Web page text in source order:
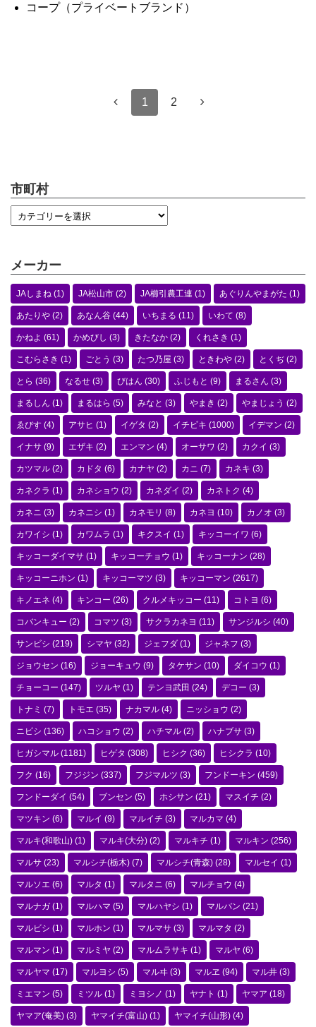
コープ（プライベートブランド）
1 2
市町村
メーカー
JAしまね (1) JA松山市 (2) JA櫛引農工連 (1) あぐりんやまがた (1)
あたりや (2) あなん谷 (44) いちまる (11) いわて (8)
かねよ (61) かめびし (3) きたなか (2) くれさき (1)
こむらさき (1) ごとう (3) たつ乃屋 (3) ときわや (2) とくぢ (2)
とら (36) なるせ (3) びはん (30) ふじもと (9) まるさん (3)
まるしん (1) まるはら (5) みなと (3) やまき (2) やまじょう (2)
ゑびす (4) アサヒ (1) イゲタ (2) イチビキ (1000) イデマン (2)
イナサ (9) エザキ (2) エンマン (4) オーサワ (2) カクイ (3)
カツマル (2) カドタ (6) カナヤ (2) カニ (7) カネキ (3)
カネクラ (1) カネショウ (2) カネダイ (2) カネトク (4)
カネニ (3) カネニシ (1) カネモリ (8) カネヨ (10) カノオ (3)
カワイシ (1) カワムラ (1) キクスイ (1) キッコーイワ (6)
キッコーダイマサ (1) キッコーチョウ (1) キッコーナン (28)
キッコーニホン (1) キッコーマツ (3) キッコーマン (2617)
キノエネ (4) キンコー (26) クルメキッコー (11) コトヨ (6)
コバンキュー (2) コマツ (3) サクラカネヨ (11) サンジルシ (40)
サンビシ (219) シマヤ (32) ジェフダ (1) ジャネフ (3)
ジョウセン (16) ジョーキュウ (9) タケサン (10) ダイコウ (1)
チョーコー (147) ツルヤ (1) テンヨ武田 (24) デコー (3)
トナミ (7) トモエ (35) ナカマル (4) ニッショウ (2)
ニビシ (136) ハコショウ (2) ハチマル (2) ハナブサ (3)
ヒガシマル (1181) ヒゲタ (308) ヒシク (36) ヒシクラ (10)
フク (16) フジジン (337) フジマルツ (3) フンドーキン (459)
フンドーダイ (54) ブンセン (5) ホシサン (21) マスイチ (2)
マツキン (6) マルイ (9) マルイチ (3) マルカマ (4)
マルキ(和歌山) (1) マルキ(大分) (2) マルキチ (1) マルキン (256)
マルサ (23) マルシチ(栃木) (7) マルシチ(青森) (28) マルセイ (1)
マルソエ (6) マルタ (1) マルタニ (6) マルチョウ (4)
マルナガ (1) マルハマ (5) マルハヤシ (1) マルバン (21)
マルビシ (1) マルホン (1) マルマサ (3) マルマタ (2)
マルマン (1) マルミヤ (2) マルムラサキ (1) マルヤ (6)
マルヤマ (17) マルヨシ (5) マルヰ (3) マルヱ (94) マル井 (3)
ミエマン (5) ミツル (1) ミヨシノ (1) ヤナト (1) ヤマア (18)
ヤマア(奄美) (3) ヤマイチ(富山) (1) ヤマイチ(山形) (4)